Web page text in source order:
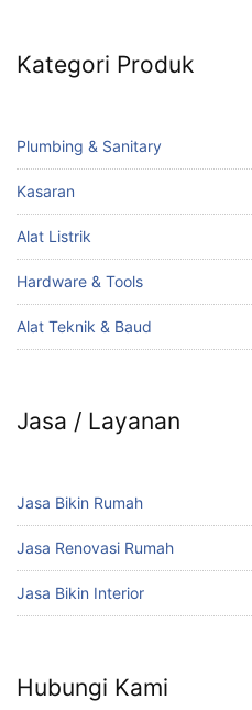
Kategori Produk
Plumbing & Sanitary
Kasaran
Alat Listrik
Hardware & Tools
Alat Teknik & Baud
Jasa / Layanan
Jasa Bikin Rumah
Jasa Renovasi Rumah
Jasa Bikin Interior
Hubungi Kami